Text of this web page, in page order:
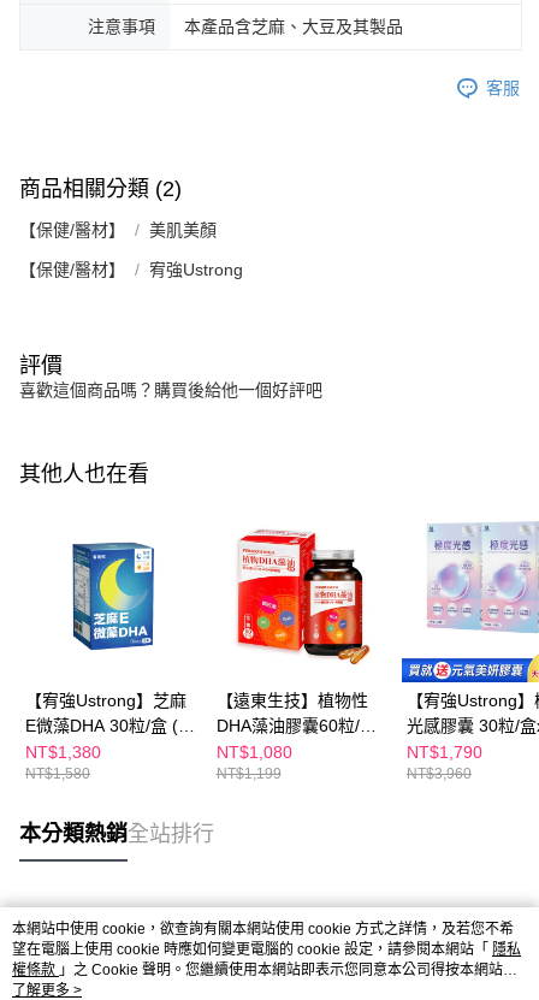
注意事項 本產品含芝麻、大豆及其製品
客服
商品相關分類 (2)
【保健/醫材】 美肌美顏
【保健/醫材】 宥強Ustrong
評價
喜歡這個商品嗎？購買後給他一個好評吧
其他人也在看
【宥強Ustrong】芝麻
E微藻DHA 30粒/盒 (
97%芝麻素E / GABA /
羅布麻 / 飛克鎂 )
NT$1,380
NT$1,580
【遠東生技】植物性
DHA藻油膠囊60粒/瓶/
盒
NT$1,080
NT$1,199
【宥強Ustrong
光感膠囊 30粒/
元氣美妍膠囊
NT$1,790
NT$3,960
本分類熱銷全站排行
熱門標籤
本網站中使用 cookie，欲查詢有關本網站使用 cookie 方式之詳情，及若您不希
望在電腦上使用 cookie 時應如何變更電腦的 cookie 設定，請參閱本網站「 隱私
權條款 」之 Cookie 聲明。您繼續使用本網站即表示您同意本公司得按本網站使
用條款之 Cookie 聲明使用 cookie。
了解更多 >